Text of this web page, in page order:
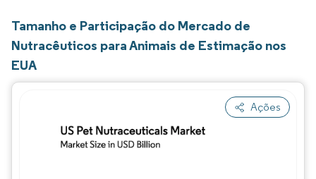
Tamanho e Participação do Mercado de
Nutracêuticos para Animais de Estimação nos
EUA
Ações